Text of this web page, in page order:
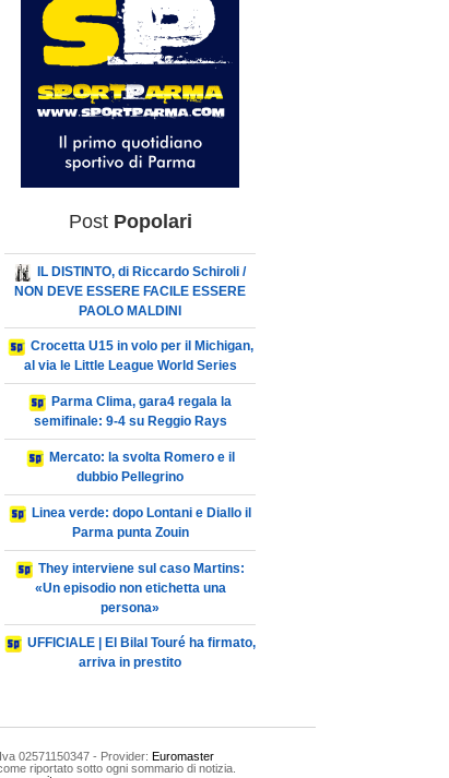
Post Popolari
IL DISTINTO, di Riccardo Schiroli /
NON DEVE ESSERE FACILE ESSERE
PAOLO MALDINI
Crocetta U15 in volo per il Michigan,
al via le Little League World Series
Parma Clima, gara4 regala la
semifinale: 9-4 su Reggio Rays
Mercato: la svolta Romero e il
dubbio Pellegrino
Linea verde: dopo Lontani e Diallo il
Parma punta Zouin
They interviene sul caso Martins:
«Un episodio non etichetta una
persona»
UFFICIALE | El Bilal Touré ha firmato,
arriva in prestito
02571150347 - Provider: Euromaster
riportato sotto ogni sommario di notizia.